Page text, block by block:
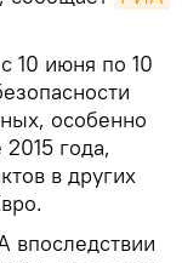
10 июня по 10
особенно
года,
в других
впоследствии